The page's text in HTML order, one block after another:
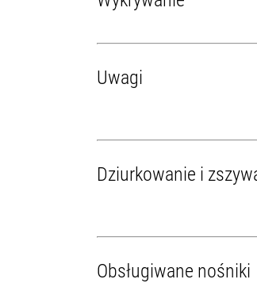
Uwagi
Dziurkowanie i
Obsługiwane nośniki